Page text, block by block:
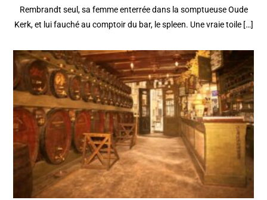
Rembrandt seul, sa femme enterrée dans la somptueuse Oude
Kerk, et lui fauché au comptoir du bar, le spleen. Une vraie toile […]